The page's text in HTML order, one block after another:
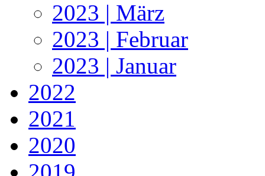
2023 | März
2023 | Februar
2023 | Januar
2022
2021
2020